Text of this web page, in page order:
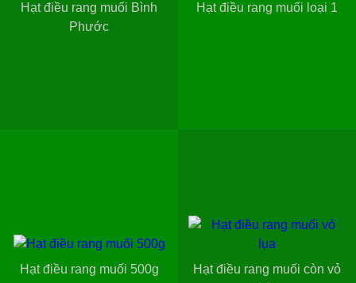
Hạt điều rang muối Bình
Phước
Hạt điều rang muối loại 1
Hạt điều rang muối 500g
Hạt điều rang muối còn vỏ